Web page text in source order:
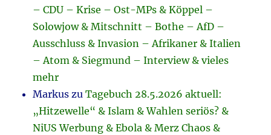
– CDU – Krise – Ost-MPs & Köppel –
Solowjow & Mitschnitt – Bothe – AfD –
Ausschluss & Invasion – Afrikaner & Italien
– Atom & Siegmund – Interview & vieles
mehr
Markus zuTagebuch 28.5.2026 aktuell:
„Hitzewelle“ & Islam & Wahlen seriös? &
NiUS Werbung & Ebola & Merz Chaos &